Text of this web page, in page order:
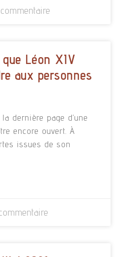
Léon XIV
aux personnes
dernière page d’une
encore ouvert. À
issues de son